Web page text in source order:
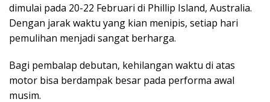
dimulai pada 20-22 Februari di Phillip Island, Australia.
Dengan jarak waktu yang kian menipis, setiap hari
pemulihan menjadi sangat berharga.
Bagi pembalap debutan, kehilangan waktu di atas
motor bisa berdampak besar pada performa awal
musim.